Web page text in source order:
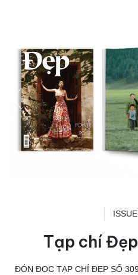
Tạp chí
ĐÓN ĐỌC TẠP CHÍ ĐẸP SỐ